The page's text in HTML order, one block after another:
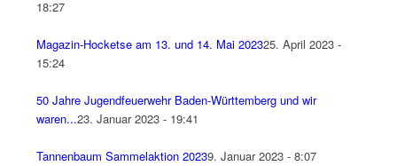
18:27
Magazin-Hocketse am 13. und 14. Mai 202325. April 2023 -
15:24
50 Jahre Jugendfeuerwehr Baden-Württemberg und wir
waren...23. Januar 2023 - 19:41
Tannenbaum Sammelaktion 20239. Januar 2023 - 8:07